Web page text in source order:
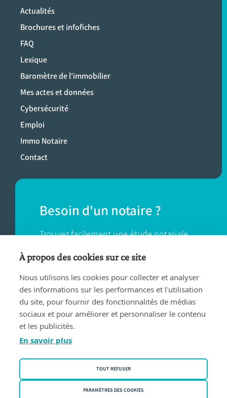
Actualités
Brochures et infofiches
FAQ
Lexique
Baromètre de l'immobilier
Mes actes et données
Cybersécurité
Emploi
Immo Notaire
Contact
Besoin d'un notaire ?
Trouvez facilement une étude notariale
près de chez vous.
TROUVER UN NOTAIRE
Conditions d'utilisation
Politique des cookies
À propos des cookies sur ce site
Nous utilisons les cookies pour collecter et analyser
des informations sur les performances et l'utilisation
du site, pour fournir des fonctionnalités de médias
sociaux et pour améliorer et personnaliser le contenu
et les publicités.
En savoir plus
TOUT REFUSER
PARAMÈTRES DES COOKIES